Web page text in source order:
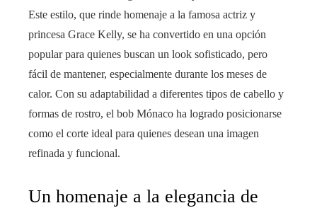
Este estilo, que rinde homenaje a la famosa actriz y
princesa Grace Kelly, se ha convertido en una opción
popular para quienes buscan un look sofisticado, pero
fácil de mantener, especialmente durante los meses de
calor. Con su adaptabilidad a diferentes tipos de cabello y
formas de rostro, el bob Mónaco ha logrado posicionarse
como el corte ideal para quienes desean una imagen
refinada y funcional.
Un homenaje a la elegancia de